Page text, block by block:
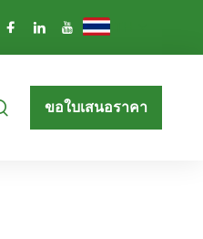
ขอใบเสนอราคา